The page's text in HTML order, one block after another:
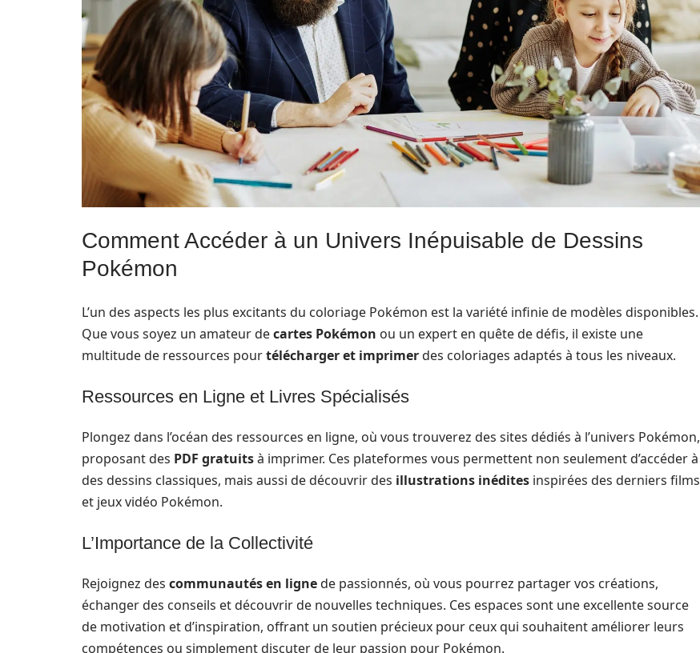
Comment Accéder à un Univers Inépuisable de Dessins
Pokémon
L’un des aspects les plus excitants du coloriage Pokémon est la variété infinie de modèles disponibles.
Que vous soyez un amateur decartes Pokémon ou un expert en quête de défis, il existe une
multitude de ressources pourtélécharger et imprimerdes coloriages adaptés à tous les niveaux.
Ressources en Ligne et Livres Spécialisés
Plongez dans l’océan des ressources en ligne, où vous trouverez des sites dédiés à l’univers Pokémon,
proposant des PDF gratuitsà imprimer. Ces plateformes vous permettent non seulement d’accéder à
des dessins classiques, mais aussi de découvrir des illustrations inédites inspirées des derniers films
et jeux vidéo Pokémon.
L’Importance de la Collectivité
Rejoignez des communautés en lignede passionnés, où vous pourrez partager vos créations,
échanger des conseils et découvrir de nouvelles techniques. Ces espaces sont une excellente source
de motivation et d’inspiration, offrant un soutien précieux pour ceux qui souhaitent améliorer leurs
compétences ou simplement discuter de leur passion pour Pokémon.